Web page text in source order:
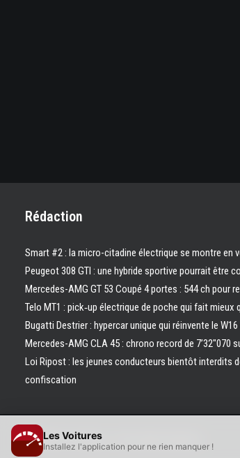
Rédaction
Smart #2 : la micro-citadine électrique se montre en
Peugeot 308 GTI : une hybride sportive pourrait être
Mercedes-AMG GT 53 Coupé 4 portes : 544 ch pour
Telo MT1 : pick‑up électrique de poche qui fait mieux
Bugatti Destrier : hypercar unique qui réinvente le
Mercedes-AMG CLA 45 : chrono record de 7’32″070
Loi Ripost : les jeunes conducteurs bientôt interdits
confiscation
© 2026 Les Voitures. | Tous droits réservés.
Les Voitures
Installez l'application pour ne rien manquer !